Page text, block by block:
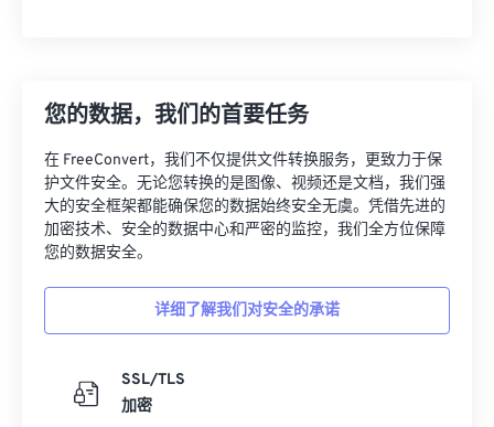
您的数据，我们的首要任务
在 FreeConvert，我们不仅提供文件转换服务，更致力于保
护文件安全。无论您转换的是图像、视频还是文档，我们强
大的安全框架都能确保您的数据始终安全无虞。凭借先进的
加密技术、安全的数据中心和严密的监控，我们全方位保障
您的数据安全。
详细了解我们对安全的承诺
SSL/TLS
加密